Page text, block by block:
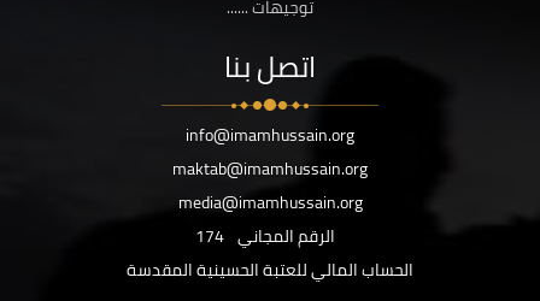
توجيهات ......
اتصل بنا
info@imamhussain.org
maktab@imamhussain.org
media@imamhussain.org
الرقم المجاني 174
الحساب المالي للعتبة الحسينية المقدسة